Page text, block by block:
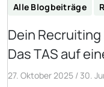
Alle Blogbeiträge
Dein
Das TAS auf
27. Oktober 2025 / 30.